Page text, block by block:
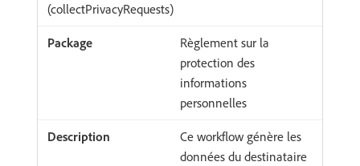
(collectPrivacyRequests)
Règlement sur la
protection des
informations
personnelles
Ce workflow génère les
données du destinataire